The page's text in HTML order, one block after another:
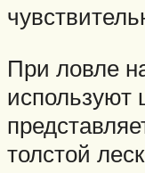
При ловле
используют
толстой